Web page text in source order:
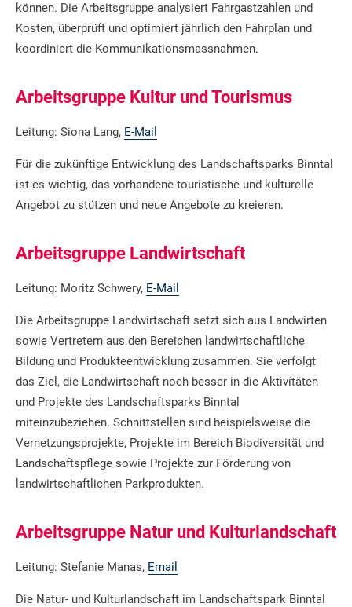
können. Die Arbeitsgruppe analysiert Fahrgastzahlen und
Kosten, überprüft und optimiert jährlich den Fahrplan und
koordiniert die Kommunikationsmassnahmen.
Arbeitsgruppe Kultur und Tourismus
Leitung: Siona Lang, E-Mail
Für die zukünftige Entwicklung des Landschaftsparks Binntal
ist es wichtig, das vorhandene touristische und kulturelle
Angebot zu stützen und neue Angebote zu kreieren.
Arbeitsgruppe Landwirtschaft
Leitung: Moritz Schwery, E-Mail
Die Arbeitsgruppe Landwirtschaft setzt sich aus Landwirten
sowie Vertretern aus den Bereichen landwirtschaftliche
Bildung und Produkteentwicklung zusammen. Sie verfolgt
das Ziel, die Landwirtschaft noch besser in die Aktivitäten
und Projekte des Landschaftsparks Binntal
miteinzubeziehen. Schnittstellen sind beispielsweise die
Vernetzungsprojekte, Projekte im Bereich Biodiversität und
Landschaftspflege sowie Projekte zur Förderung von
landwirtschaftlichen Parkprodukten.
Arbeitsgruppe Natur und Kulturlandschaft
Leitung: Stefanie Manas, Email
Die Natur- und Kulturlandschaft im Landschaftspark Binntal